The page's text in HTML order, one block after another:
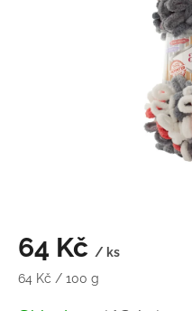
64 Kč / ks
Měrná
64 Kč / 100 g